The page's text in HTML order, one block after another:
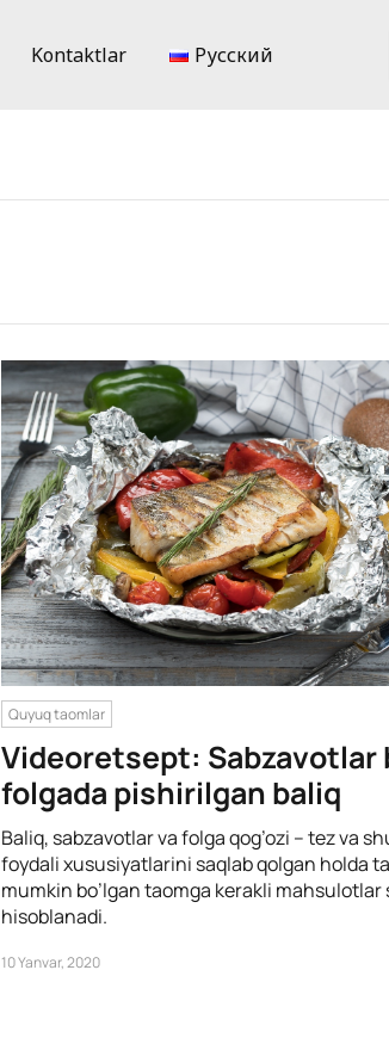
Kontaktlar Русский
Quyuq taomlar
Videoretsept: Sabzavotlar
folgada pishirilgan baliq
Baliq, sabzavotlar va folga qog’ozi – tez va
foydali xususiyatlarini saqlab qolgan holda
mumkin bo’lgan taomga kerakli mahsulotlar
hisoblanadi.
10 Yanvar, 2020